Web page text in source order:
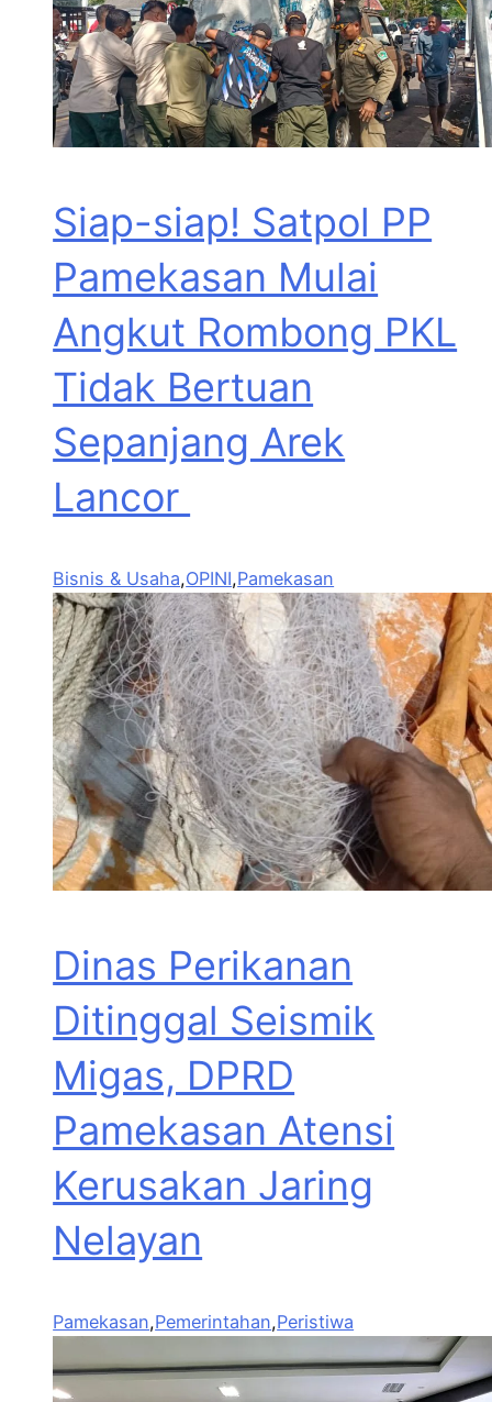
Siap-siap! Satpol PP
Pamekasan Mulai
Angkut Rombong PKL
Tidak Bertuan
Sepanjang Arek
Lancor
Bisnis & Usaha,OPINI,Pamekasan
Dinas Perikanan
Ditinggal Seismik
Migas, DPRD
Pamekasan Atensi
Kerusakan Jaring
Nelayan
Pamekasan,Pemerintahan,Peristiwa